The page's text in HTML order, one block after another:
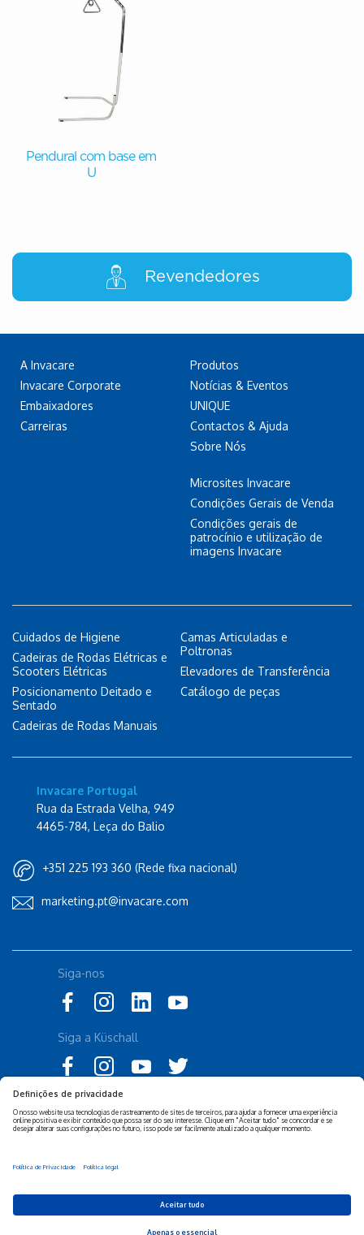
Pendural com base em
U
Revendedores
A Invacare
Invacare Corporate
Embaixadores
Carreiras
Produtos
Notícias & Eventos
UNIQUE
Contactos & Ajuda
Sobre Nós
Microsites Invacare
Condições Gerais de Venda
Condições gerais de
patrocínio e utilização de
imagens Invacare
Cuidados de Higiene
Cadeiras de Rodas Elétricas e
Scooters Elétricas
Posicionamento Deitado e
Sentado
Cadeiras de Rodas Manuais
Camas Articuladas e
Poltronas
Elevadores de Transferência
Catálogo de peças
Invacare Portugal
Rua da Estrada Velha, 949
4465-784, Leça do Balio
+351 225 193 360 (Rede fixa nacional)
marketing.pt@invacare.com
Declaração de Acessibilidade
Política Legal Invacare
Cookies Invacare
Siga-nos
Siga a Küschall